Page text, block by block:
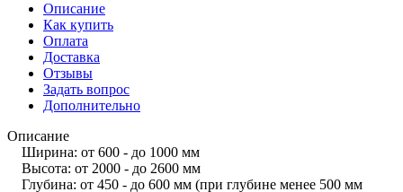
Описание
Как купить
Оплата
Доставка
Отзывы
Задать вопрос
Дополнительно
Описание
Ширина: от 600 - до 1000 мм
Высота: от 2000 - до 2600 мм
Глубина: от 450 - до 600 мм (при глубине менее 500 мм